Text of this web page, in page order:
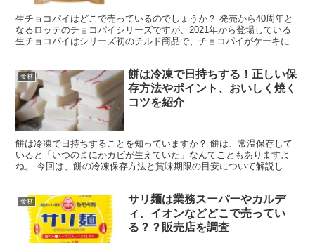
生チョコパイはどこで売っているのでしょうか？ 発売から40周年と
なるロッテのチョコパイシリーズですが、2021年から登場している
生チョコパイはシリーズ初のチルド商品で、チョコパイがケーキにな
食材
餅は冷凍で日持ちする！正しい保
存方法やポイント、おいしく焼く
コツを紹介
餅は冷凍で日持ちすることを知っていますか？ 餅は、常温保存して
いると「いつのまにかカビが生えていた」なんてこともありますよ
ね。 今回は、餅の冷凍保存方法と賞味期限の目安について解説しま
食材
サリ麺は業務スーパーやカルデ
ィ、イオンなどどこで売ってい
る？？販売店を調査